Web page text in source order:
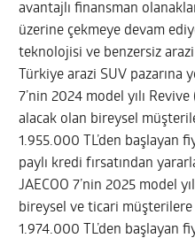
avantajlı finansman
üzerine çekmeye devam
teknolojisi ve benzersiz
Türkiye arazi SUV pazarına
7’nin 2024 model yılı
alacak olan bireysel
1.955.000 TL’den başlayan
paylı kredi fırsatından
JAECOO 7’nin 2025 model
bireysel ve ticari müşterilere
1.974.000 TL’den başlayan